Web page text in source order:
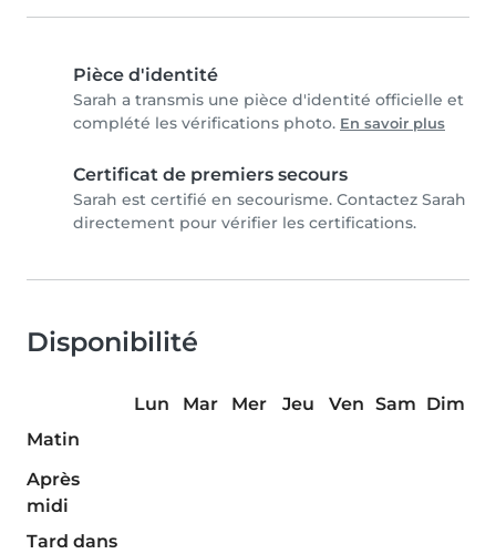
Pièce d'identité
Sarah a transmis une pièce d'identité officielle et
complété les vérifications photo. En savoir plus
Certificat de premiers secours
Sarah est certifié en secourisme. Contactez Sarah
directement pour vérifier les certifications.
Disponibilité
Lun Mar Mer Jeu Ven Sam Dim
Matin
Après
midi
Tard dans